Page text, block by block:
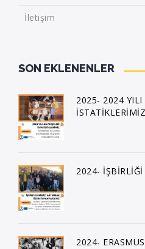
İletişim
SON EKLENENLER
2025- 2024 YILI
İSTATİKLERİMİZ
2024-
2024-